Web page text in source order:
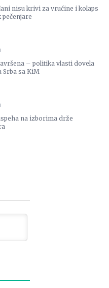
nisu krivi za vrućine i kolaps
pečenjare
– politika vlasti dovela
Srba sa KiM
na izborima drže